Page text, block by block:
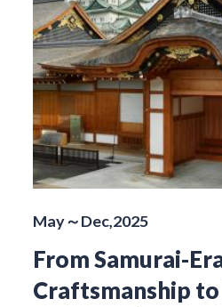
May～Dec,2025
From Samurai-
Craftsmanship